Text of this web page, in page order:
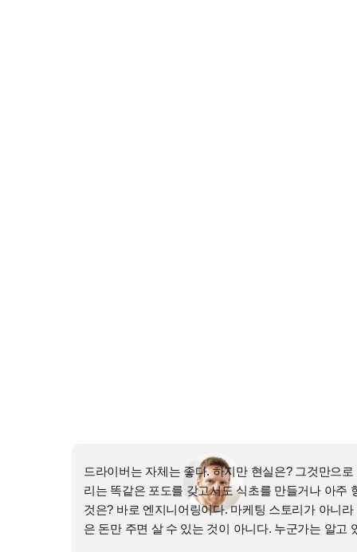
드라이버는 자체는 좋다. 하지만 현실은? 그것만으
리는 똑같은 포도를 갖고서도 식초를 만들거나 아주
것은? 바로 엔지니어링이다. 마케팅 스토리가 아니
은 돈만 주면 살 수 있는 것이 아니다. 누군가는 알고